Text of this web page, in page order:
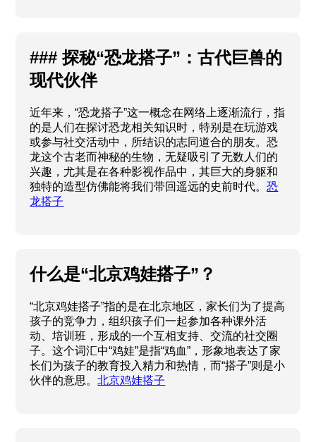
### 探秘“恐龙搭子”：古代巨兽的
现代伙伴
近年来，“恐龙搭子”这一概念在网络上逐渐流行，指
的是人们在探讨恐龙相关知识时，特别是在玩游戏
或参与社交活动中，所结识的志同道合的朋友。恐
龙这个古老而神秘的生物，无疑吸引了无数人们的
兴趣，尤其是在各种影视作品中，其巨大的身躯和
独特的造型仿佛能将我们带回遥远的史前时代。恐
龙搭子
什么是“北京鸡娃搭子”？
“北京鸡娃搭子”指的是在北京地区，家长们为了提高
孩子的竞争力，组织孩子们一起参加各种课外活
动、培训班，形成的一个互相支持、交流的社交圈
子。这个词汇中“鸡娃”是指“鸡血”，形象地表达了家
长们为孩子的教育投入精力和热情，而“搭子”则是小
伙伴的意思。北京鸡娃搭子